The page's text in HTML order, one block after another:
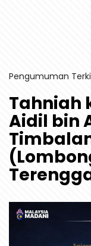
Pengumuman
Tahniah
Aidil bin